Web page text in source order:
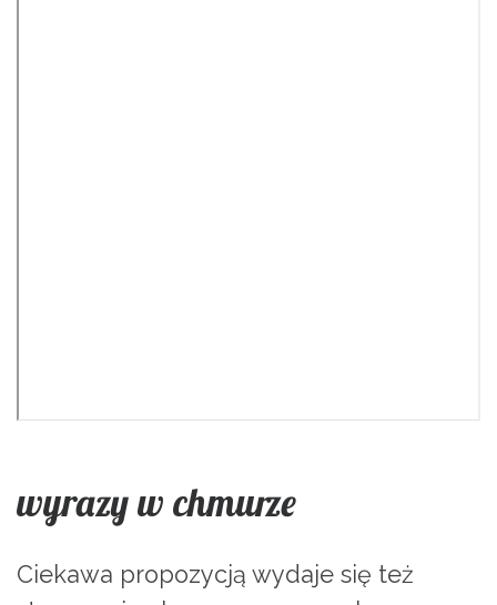
wyrazy w chmurze
Ciekawa propozycją wydaje się też